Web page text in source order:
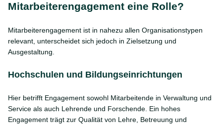
Mitarbeiterengagement eine Rolle?
Mitarbeiterengagement ist in nahezu allen Organisationstypen
relevant, unterscheidet sich jedoch in Zielsetzung und
Ausgestaltung.
Hochschulen und Bildungseinrichtungen
Hier betrifft Engagement sowohl Mitarbeitende in Verwaltung und
Service als auch Lehrende und Forschende. Ein hohes
Engagement trägt zur Qualität von Lehre, Betreuung und